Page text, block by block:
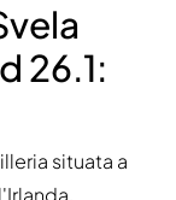
26.1:
situata a